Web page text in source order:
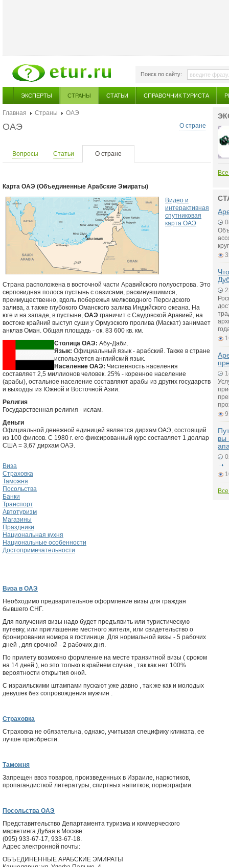
Поиск по сайту:
ЭКСПЕРТЫ СТРАНЫ СТАТЬИ СПРАВОЧНИК ТУРИСТА
Главная Страны
ОАЭ
О стране
ОАЭ
Вопросы Статьи О стране
Карта ОАЭ (Объединенные Арабские Эмираты)
Видео и
интерактивная
спутниковая
карта ОАЭ
Страна расположена в восточной части Аравийского полуострова. Это
серповидная полоса пустынь с оазисами, раскинувшимися,
преимущественно, вдоль побережья мелководного Персидского
залива, а также глубокого Оманского залива Индийского океана. На
юге и на западе, в пустыне, ОАЭ граничит с Саудовской Аравией, на
востоке крайний выступ суши у Ормузского пролива (Маскат) занимает
анклав Оман. Общая площадь - ок. 83 600 кв. км.
Столица ОАЭ: Абу-Даби.
Язык: Официальный язык - арабский. Также в стране
используется английский язык.
Население ОАЭ: Численность населения
составляет 2,5 миллионов человек. 25% - коренное население
(арабы), остальное население составляют арабы из других государств
и выходцы из Южной и Восточной Азии.
Религия
Государственная религия - ислам.
Деньги
Официальной денежной единицей является дирхам ОАЭ, состоящий
из 100 филсов. С 1980 г. его фиксированный курс составляет 1 доллар
США = 3,67 дирхам ОАЭ.
Виза
Страховка
Таможня
Посольства
Банки
Транспорт
Автотуризм
Магазины
Праздники
Национальная кухня
Национальные особенности
Достопримечательности
Виза в ОАЭ
Необходимо предварительное оформление визы для граждан
бывшего СНГ.
Для получения визы надо будет предъявить или туристическую
путевку, или приглашение местного жителя, или свидетельство о
бронировании номера в гостинице. Для нормальной визы - 5 рабочих
дней , для срочной - 2 рабочих дня.
По прилету возможно формление на месте транзитной визы ( сроком
на 14 дней ), но это только в крайнем случае , так как нет 100%
вероятности открытия оной.
С израильскими штампами пускают уже давно , так же как и молодых
девушек без сопровождения мужчин .
Страховка
Страховка не обязательна, однако, учитывая специфику климата, ее
лучше приобрести.
Таможня
Запрещен ввоз товаров, произведенных в Израиле, наркотиков,
пропагандисткой литературы, спиртных напитков, порнографии.
Посольства ОАЭ
Представительство Департамента туризма и коммерческого
маркетинга Дубая в Москве:
(095) 933-67-17, 933-67-18.
Адрес электронной почты:
ОБЪЕДИНЕННЫЕ АРАБСКИЕ ЭМИРАТЫ
вы